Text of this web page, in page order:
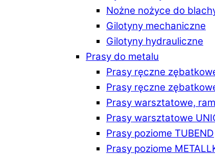
Nożne nożyce do
Gilotyny mechaniczne
Gilotyny hydrauliczne
Prasy do metalu
Prasy ręczne
Prasy ręczne
Prasy warsztatowe,
Prasy warsztatowe
Prasy poziome TUBEND
Prasy poziome